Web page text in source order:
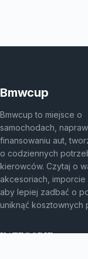
Bmwcup
Bmwcup to miejsce o
samochodach,
finansowaniu aut,
o codziennych
kierowców. Czytaj o
akcesoriach, imporcie
aby lepiej zadbać o
uniknąć kosztownych
KATEGORIE